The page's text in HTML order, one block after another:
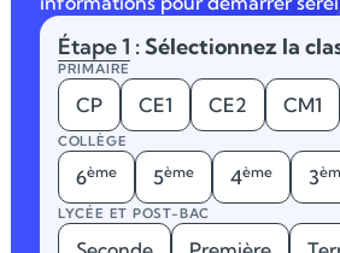
Étape 1 : Sélectionnez la
PRIMAIRE
CP CE1 CE2 CM1
COLLÈGE
6ème 5ème 4ème 3
LYCÉE ET POST-BAC